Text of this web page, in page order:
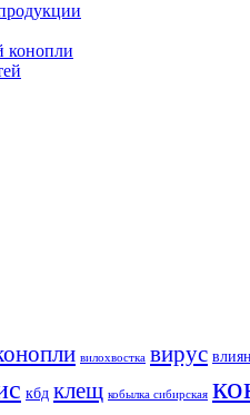
конопли
вилохвостка вирус
кбд клещ кобылка сибирская